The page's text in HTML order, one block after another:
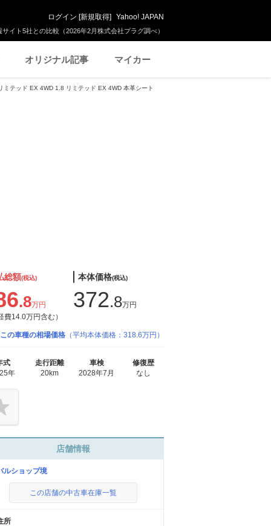
イト5社との比較（2026年2月株式会社プラグ調べ）
ログイン [新規取得] Yahoo! JAPAN
オリジナル記事 マイカー
ミテッド EX 4WD 1.8 リミテッド EX 4WD 本革シート
総額(税込)
.8万円
費14.0万円含む）
本体価格(税込)
372.8万円
この車種の相場価格 （平均本体価格：318.6万円）
式
年
走行距離
20km
車検
2028年7月
修復歴
なし
店舗情報
ルショップ境
この店舗の中古車在庫一覧
所